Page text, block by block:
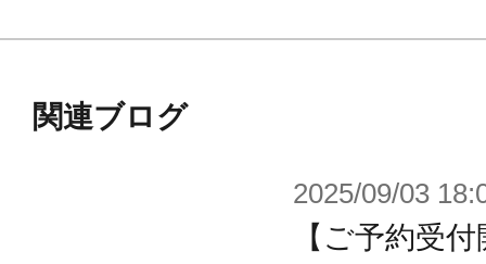
既存商品と合わせることで「ロック
特別仕様のセカンドアーマをぜひ皆
ーズコレクションにお迎えください
関連ブログ
2025/09/03
【ご予約受